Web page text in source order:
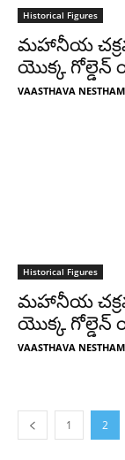
Historical Figures
మహానీయ
యొక్క గోల్డెన్
VAASTHAVA
Historical Figures
మహానీయ
యొక్క గోల్డెన్
VAASTHAVA
1 2